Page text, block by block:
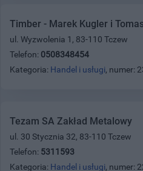
Timber - Marek Kugler i
ul. Wyzwolenia 1, 83-110 Tczew
Telefon: 0508348454
Kategoria: Handel i usługi, numer:
Tezam SA Zakład Metalowy
ul. 30 Stycznia 32, 83-110 Tczew
Telefon: 5311593
Kategoria: Handel i usługi, numer: